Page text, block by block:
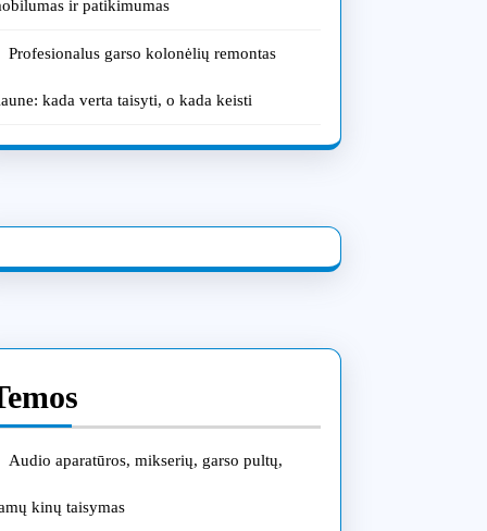
ir patikimumas
Profesionalus garso kolonėlių remontas
kada verta taisyti, o kada keisti
Audio aparatūros, mikserių, garso pultų,
kinų taisymas